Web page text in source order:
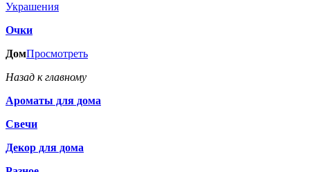
Украшения
Очки
ДомПросмотреть
Назад к главному
Ароматы для дома
Свечи
Декор для дома